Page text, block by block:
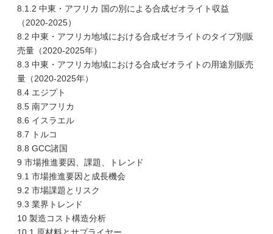
8.1.2 中東・アフリカ 国の別による合成ゼオライト収益
（2020-2025）
8.2 中東・アフリカ地域における合成ゼオライトのタイプ別販
売量（2020-2025年）
8.3 中東・アフリカ地域における合成ゼオライトの用途別販売
量（2020-2025年）
8.4 エジプト
8.5 南アフリカ
8.6 イスラエル
8.7 トルコ
8.8 GCC諸国
9 市場推進要因、課題、トレンド
9.1 市場推進要因と成長機会
9.2 市場課題とリスク
9.3 業界トレンド
10 製造コスト構造分析